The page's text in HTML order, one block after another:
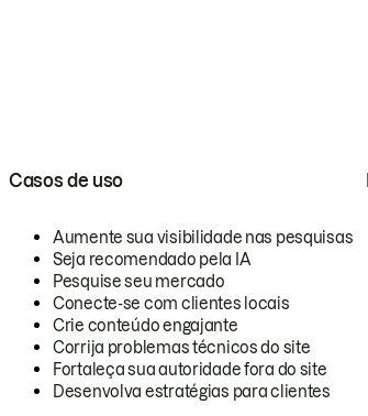
Casos de uso
Aumente sua visibilidade nas pesquisas
Seja recomendado pela IA
Pesquise seu mercado
Conecte-se com clientes locais
Crie conteúdo engajante
Corrija problemas técnicos do site
Fortaleça sua autoridade fora do site
Desenvolva estratégias para clientes